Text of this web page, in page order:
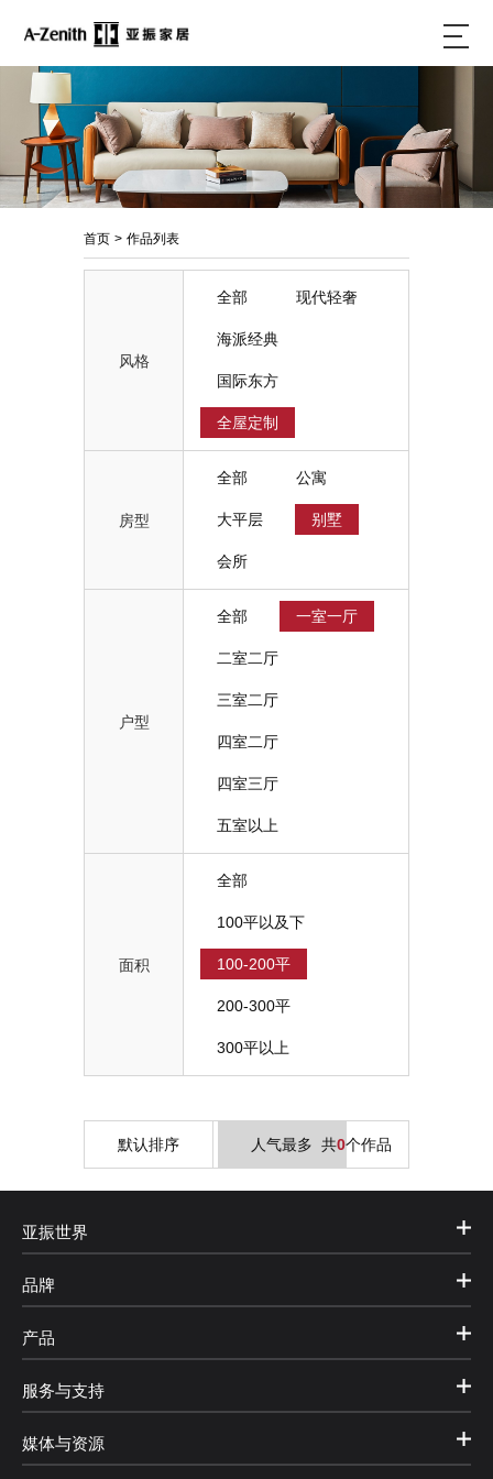
首页 > 作品列表
风格
全部 现代轻奢
海派经典
国际东方
全屋定制
房型
全部 公寓
大平层 别墅
会所
户型
全部 一室一厅
二室二厅
三室二厅
四室二厅
四室三厅
五室以上
面积
全部
100平以及下
100-200平
200-300平
300平以上
默认排序 人气最多 共0个作品
亚振世界
品牌
产品
服务与支持
媒体与资源